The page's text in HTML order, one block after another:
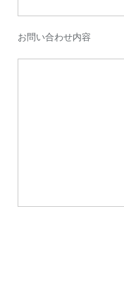
お問い合わせ内容